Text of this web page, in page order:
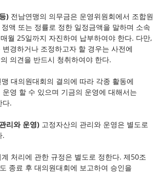
)전남연맹의 의무금은 운영위원회에서 조합원
액 또는 정률로 정한 일정금액을 말하며 소속
월 25일까지 자진하여 납부하여야 한다. 다만,
경하거나 조정하고자 할 경우는 사전에
의견을 반드시 청취하여야 한다.
대의원대회의 결의에 따라 각종 활동에
영 할 수 있으며 기금의 운영에 대해서는
다.
리와 운영)고정자산의 관리와 운영은 별도로
.
처리에 관한 규정은 별도로 정한다. 제50조
종료 후 대의원대회에 보고하여 승인을